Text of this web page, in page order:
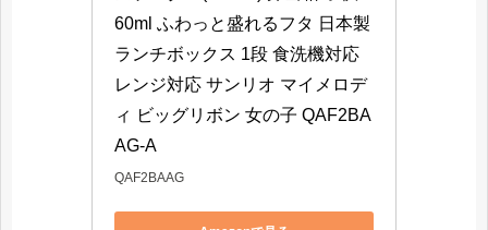
60ml ふわっと盛れるフタ 日本製
ランチボックス 1段 食洗機対応
レンジ対応 サンリオ マイメロデ
ィ ビッグリボン 女の子 QAF2BA
AG-A
QAF2BAAG